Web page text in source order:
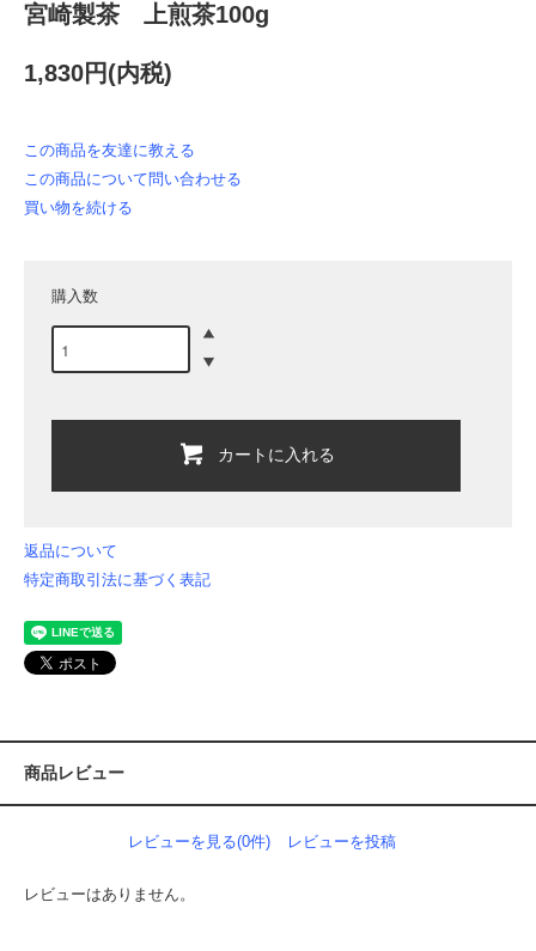
宮崎製茶 上煎茶100g
1,830円(内税)
この商品を友達に教える
この商品について問い合わせる
買い物を続ける
購入数
カートに入れる
返品について
特定商取引法に基づく表記
商品レビュー
レビューを見る(0件) レビューを投稿
レビューはありません。